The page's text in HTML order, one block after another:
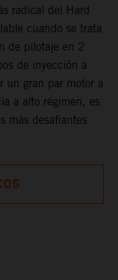
radical del Hard
cuando se trata
de pilotaje en 2
de inyección a
un gran par motor a
a alto régimen, es
más desafiantes